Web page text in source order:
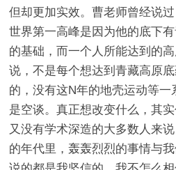
但却更加实效。曹老师曾经说
世界第一高峰是因为他的底下
的基础，而一个人所能达到的
说，不是每个想达到青藏高原
的，没有这N年的地壳运动等
是空谈。真正想改变什么，其
又没有学术深造的大多数人来
的年代里，轰轰烈烈的事情与